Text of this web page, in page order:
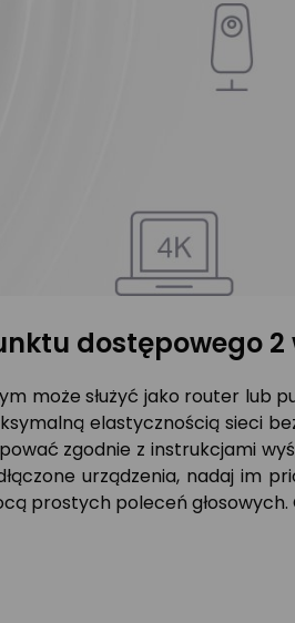
dostępowego 2
może służyć jako router
elastycznością sieci
zgodnie z instrukcjami
urządzenia, nadaj im
prostych poleceń głosowych.